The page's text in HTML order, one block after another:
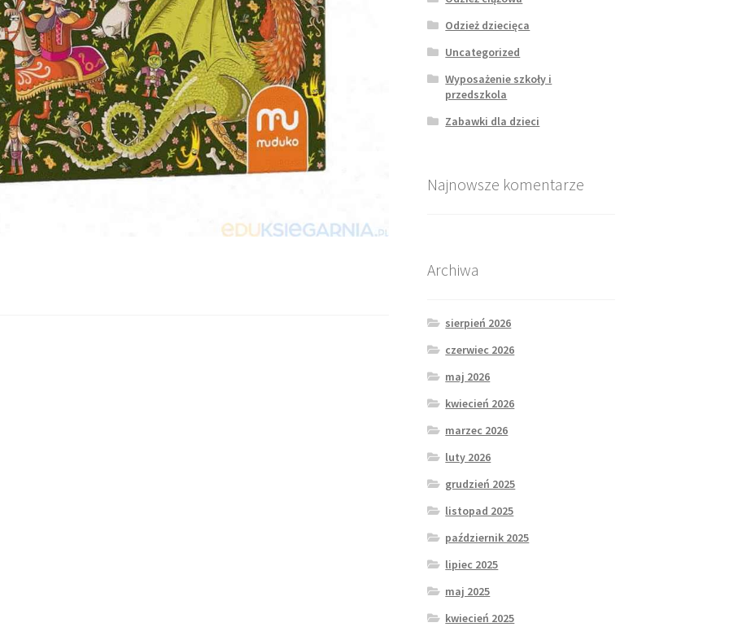
Odzież dziecięca
Uncategorized
Wyposażenie szkoły i
przedszkola
Zabawki dla dzieci
Najnowsze komentarze
Archiwa
sierpień 2026
czerwiec 2026
maj 2026
kwiecień 2026
marzec 2026
luty 2026
grudzień 2025
listopad 2025
październik 2025
lipiec 2025
maj 2025
kwiecień 2025